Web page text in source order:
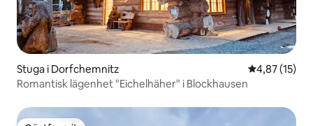
Stuga i Dorfchemnitz 4,87 av 5 i
4,87 (15)
Romantisk lägenhet "Eichelhäher" i Blockhausen